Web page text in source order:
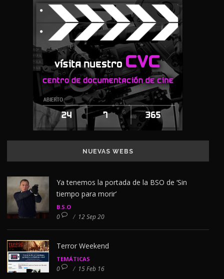
NUEVAS WEBS
Ya tenemos la portada de la BSO de ‘Sin
tiempo para morir’
B.S.O
0 / 12 Sep 20
Terror Weekend
TEMÁTICAS
0 / 15 Feb 16